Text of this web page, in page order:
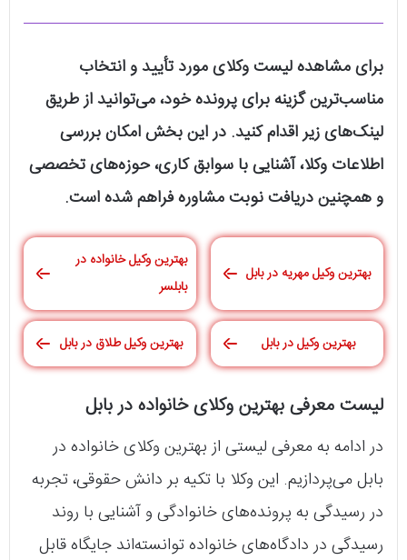
برای مشاهده لیست وکلای مورد تأیید و انتخاب
مناسب‌ترین گزینه برای پرونده خود، می‌توانید از طریق
لینک‌های زیر اقدام کنید. در این بخش امکان بررسی
اطلاعات وکلا، آشنایی با سوابق کاری، حوزه‌های تخصصی
و همچنین دریافت نوبت مشاوره فراهم شده است.
بهترین وکیل مهریه در بابل
بهترین وکیل خانواده در
بابلسر
بهترین وکیل در بابل بهترین وکیل طلاق در بابل
لیست معرفی بهترین وکلای خانواده در بابل
در ادامه به معرفی لیستی از بهترین وکلای خانواده در
بابل می‌پردازیم. این وکلا با تکیه بر دانش حقوقی، تجربه
در رسیدگی به پرونده‌های خانوادگی و آشنایی با روند
رسیدگی در دادگاه‌های خانواده توانسته‌اند جایگاه قابل